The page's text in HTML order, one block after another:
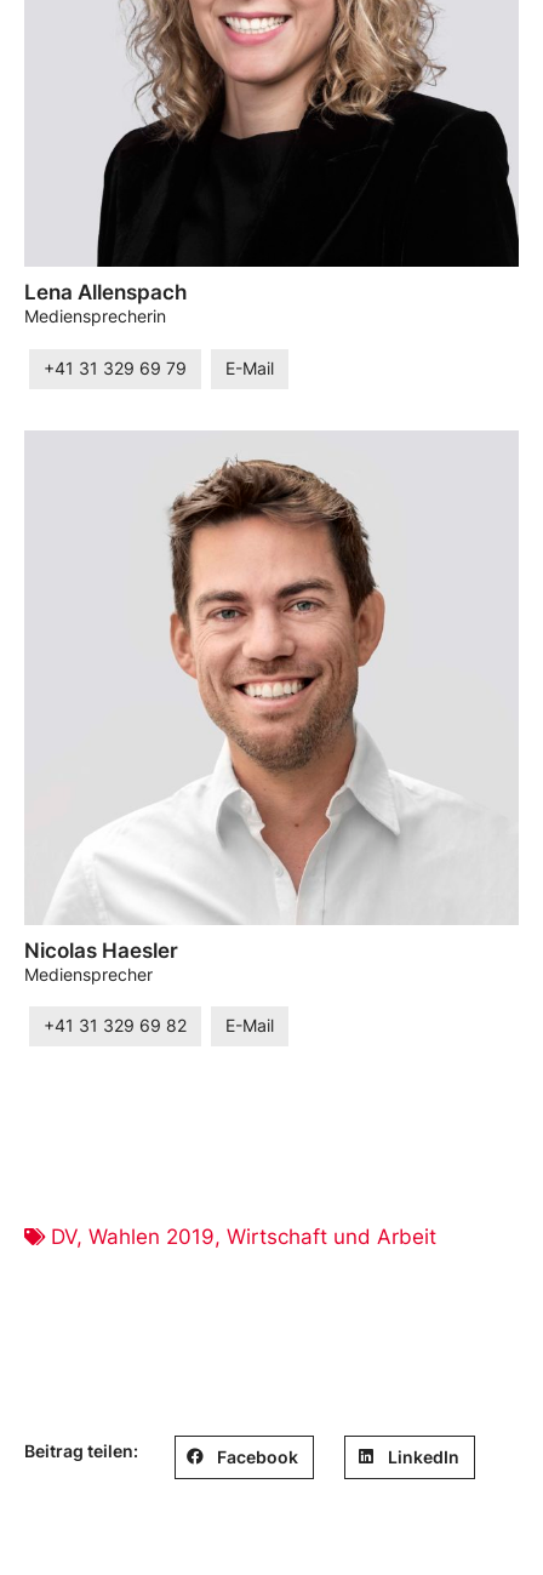
Lena Allenspach
Mediensprecherin
+41 31 329 69 79 E-Mail
Nicolas Haesler
Mediensprecher
+41 31 329 69 82 E-Mail
DV, Wahlen 2019, Wirtschaft und Arbeit
Beitrag teilen: Facebook LinkedIn